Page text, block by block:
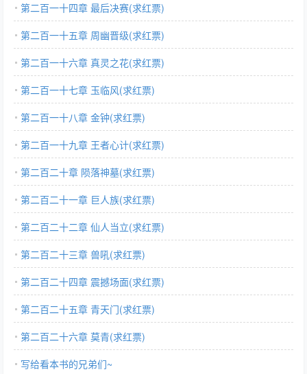
第二百一十四章 最后决赛(求红票)
第二百一十五章 周幽晋级(求红票)
第二百一十六章 真灵之花(求红票)
第二百一十七章 玉临风(求红票)
第二百一十八章 金钟(求红票)
第二百一十九章 王者心计(求红票)
第二百二十章 陨落神墓(求红票)
第二百二十一章 巨人族(求红票)
第二百二十二章 仙人当立(求红票)
第二百二十三章 兽吼(求红票)
第二百二十四章 震撼场面(求红票)
第二百二十五章 青天门(求红票)
第二百二十六章 莫青(求红票)
写给看本书的兄弟们~